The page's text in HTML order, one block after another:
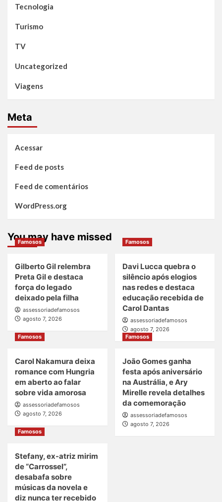
Tecnologia
Turismo
TV
Uncategorized
Viagens
Meta
Acessar
Feed de posts
Feed de comentários
WordPress.org
You may have missed
Famosos
Gilberto Gil relembra
Preta Gil e destaca
força do legado
deixado pela filha
assessoriadefamosos
agosto 7, 2026
Famosos
Davi Lucca quebra o
silêncio após elogios
nas redes e destaca
educação recebida de
Carol Dantas
assessoriadefamosos
agosto 7, 2026
Famosos
Carol Nakamura deixa
romance com Hungria
em aberto ao falar
sobre vida amorosa
assessoriadefamosos
agosto 7, 2026
Famosos
João Gomes ganha
festa após aniversário
na Austrália, e Ary
Mirelle revela detalhes
da comemoração
assessoriadefamosos
agosto 7, 2026
Famosos
Stefany, ex-atriz mirim
de “Carrossel”,
desabafa sobre
músicas da novela e
diz nunca ter recebido